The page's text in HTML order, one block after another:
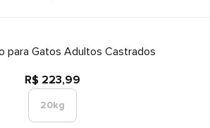
para Gatos Adultos Castrados
R$ 223,99
20kg